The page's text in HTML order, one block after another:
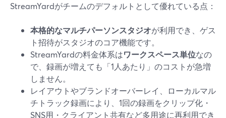
StreamYardがチームのデフォルトとして優れている点：
本格的なマルチパーソンスタジオが利用でき、ゲス
ト招待がスタジオのコア機能です。
StreamYardの料金体系はワークスペース単位なの
で、録画が増えても「1人あたり」のコストが急増
しません。
レイアウトやブランドオーバーレイ、ローカルマル
チトラック録画により、1回の録画をクリップ化・
SNS用・クライアント共有など多用途に再利用でき